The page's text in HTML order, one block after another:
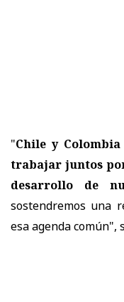
"Chile y
trabajar juntos
desarrollo de
sostendremos una
esa agenda común",